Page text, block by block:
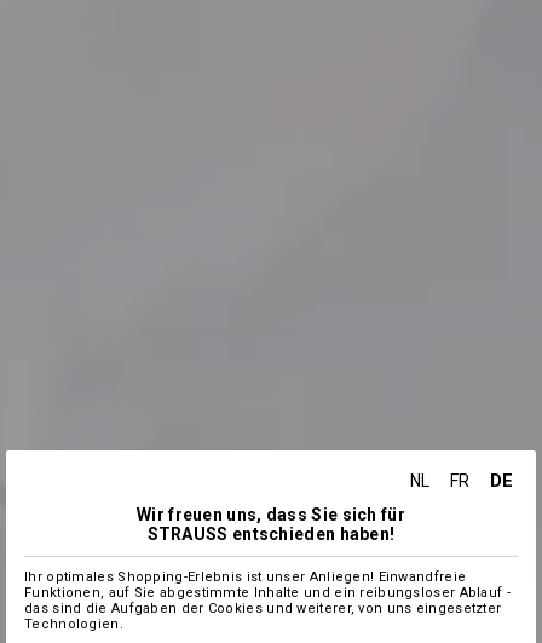
NL FR DE
Wir freuen uns, dass Sie sich für
STRAUSS entschieden haben!
Ihr optimales Shopping-Erlebnis ist unser Anliegen! Einwandfreie
Funktionen, auf Sie abgestimmte Inhalte und ein reibungsloser Ablauf -
das sind die Aufgaben der Cookies und weiterer, von uns eingesetzter
Technologien.